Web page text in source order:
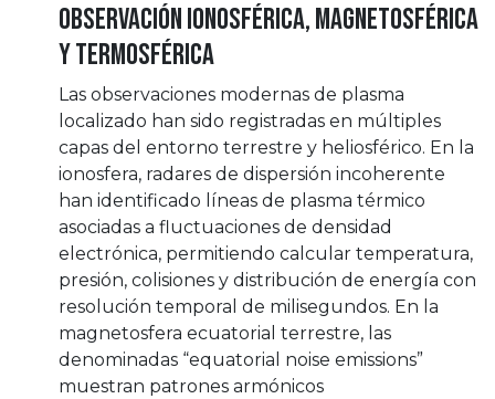
Observación ionosférica, magnetosférica
y termosférica
Las observaciones modernas de plasma
localizado han sido registradas en múltiples
capas del entorno terrestre y heliosférico. En la
ionosfera, radares de dispersión incoherente
han identificado líneas de plasma térmico
asociadas a fluctuaciones de densidad
electrónica, permitiendo calcular temperatura,
presión, colisiones y distribución de energía con
resolución temporal de milisegundos. En la
magnetosfera ecuatorial terrestre, las
denominadas “equatorial noise emissions”
muestran patrones armónicos